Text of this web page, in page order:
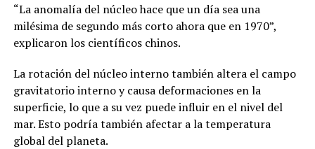
“La anomalía del núcleo hace que un día sea una
milésima de segundo más corto ahora que en 1970”,
explicaron los científicos chinos.
La rotación del núcleo interno también altera el campo
gravitatorio interno y causa deformaciones en la
superficie, lo que a su vez puede influir en el nivel del
mar. Esto podría también afectar a la temperatura
global del planeta.